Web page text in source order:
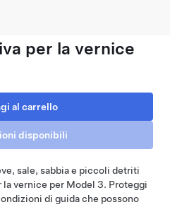
per la vernice
sale, sabbia e piccoli detriti
vernice per Model 3. Proteggi
di guida che possono